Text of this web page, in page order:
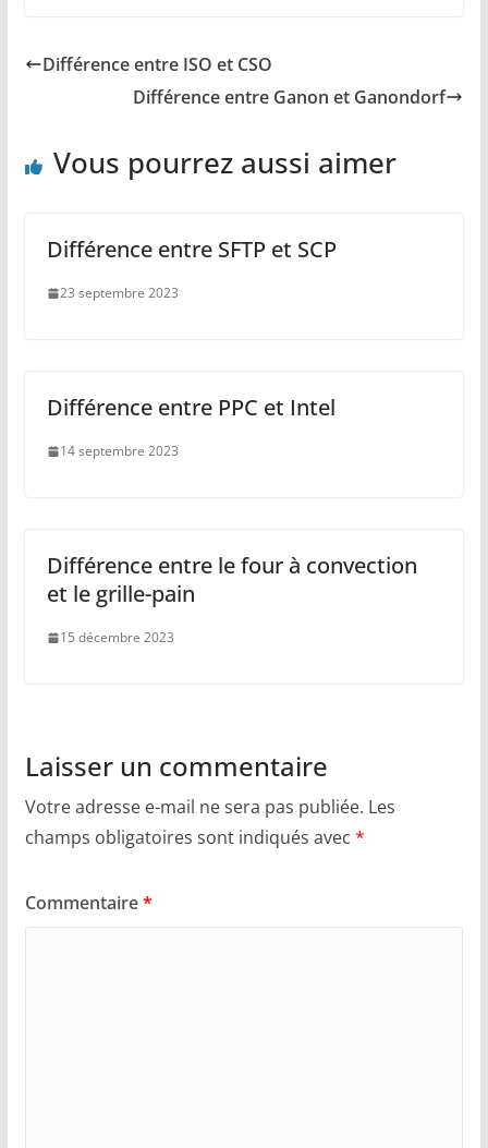
Différence entre ISO et CSO
Différence entre Ganon et Ganondorf
Vous pourrez aussi aimer
Différence entre SFTP et SCP
23 septembre 2023
Différence entre PPC et Intel
14 septembre 2023
Différence entre le four à convection
et le grille-pain
15 décembre 2023
Laisser un commentaire
Votre adresse e-mail ne sera pas publiée. Les
champs obligatoires sont indiqués avec *
Commentaire*